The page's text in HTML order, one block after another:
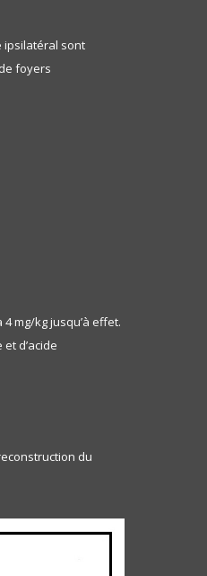
ipsilatéral sont
foyers
mg/kg jusqu’à effet.
d’acide
du